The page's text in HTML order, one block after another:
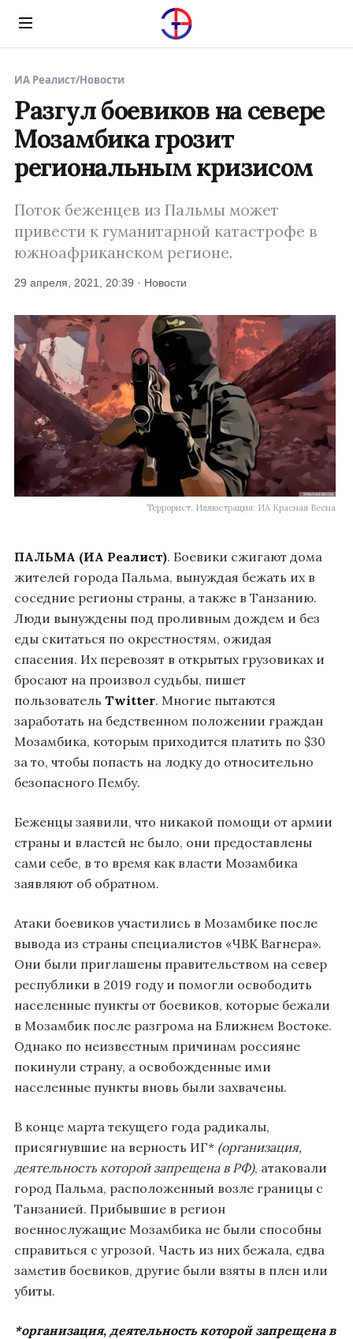
Menu
ИА Реалист/Новости
Разгул боевиков на севере
Мозамбика грозит
региональным кризисом
Поток беженцев из Пальмы может
привести к гуманитарной катастрофе в
южноафриканском регионе.
29 апреля, 2021, 20:39 · Новости
Террорист. Иллюстрация: ИА Красная Весна
ПАЛЬМА (ИА Реалист). Боевики сжигают дома
жителей города Пальма, вынуждая бежать их в
соседние регионы страны, а также в Танзанию.
Люди вынуждены под проливным дождем и без
еды скитаться по окрестностям, ожидая
спасения. Их перевозят в открытых грузовиках и
бросают на произвол судьбы, пишет
пользователь Twitter. Многие пытаются
заработать на бедственном положении граждан
Мозамбика, которым приходится платить по $30
за то, чтобы попасть на лодку до относительно
безопасного Пембу.
Беженцы заявили, что никакой помощи от армии
страны и властей не было, они предоставлены
сами себе, в то время как власти Мозамбика
заявляют об обратном.
Атаки боевиков участились в Мозамбике после
вывода из страны специалистов «ЧВК Вагнера».
Они были приглашены правительством на север
республики в 2019 году и помогли освободить
населенные пункты от боевиков, которые бежали
в Мозамбик после разгрома на Ближнем Востоке.
Однако по неизвестным причинам россияне
покинули страну, а освобожденные ими
населенные пункты вновь были захвачены.
В конце марта текущего года радикалы,
присягнувшие на верность ИГ* (организация,
деятельность которой запрещена в РФ), атаковали
город Пальма, расположенный возле границы с
Танзанией. Прибывшие в регион
военнослужащие Мозамбика не были способны
справиться с угрозой. Часть из них бежала, едва
заметив боевиков, другие были взяты в плен или
убиты.
*организация, деятельность которой запрещена в